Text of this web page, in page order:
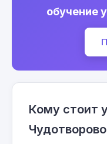
обучение
Кому стоит